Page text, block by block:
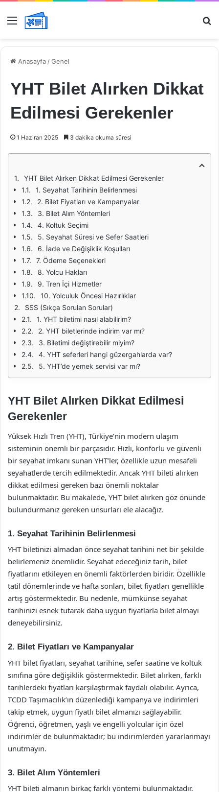
Menü
Anasayfa /Genel
YHT Bilet Alırken Dikkat
Edilmesi Gerekenler
1 Haziran 2025 3 dakika okuma süresi
YHT Bilet Alırken Dikkat Edilmesi Gerekenler
1. Seyahat Tarihinin Belirlenmesi
2. Bilet Fiyatları ve Kampanyalar
3. Bilet Alım Yöntemleri
4. Koltuk Seçimi
5. Seyahat Süresi ve Sefer Saatleri
6. İade ve Değişiklik Koşulları
7. Ödeme Seçenekleri
8. Yolcu Hakları
9. Tren İçi Hizmetler
10. Yolculuk Öncesi Hazırlıklar
SSS (Sıkça Sorulan Sorular)
1. YHT biletimi nasıl alabilirim?
2. YHT biletlerinde indirim var mı?
3. Biletimi değiştirebilir miyim?
4. YHT seferleri hangi güzergahlarda var?
5. YHT’de yemek servisi var mı?
YHT Bilet Alırken Dikkat Edilmesi
Gerekenler
Yüksek Hızlı Tren (YHT), Türkiye’nin modern ulaşım
sisteminin önemli bir parçasıdır. Hızlı, konforlu ve güvenli
bir seyahat imkanı sunan YHT’ler, özellikle uzun mesafeli
seyahatlerde tercih edilmektedir. Ancak YHT bileti alırken
dikkat edilmesi gereken bazı önemli noktalar
bulunmaktadır. Bu makalede, YHT bilet alırken göz önünde
bulundurmanız gereken unsurları ele alacağız.
1. Seyahat Tarihinin Belirlenmesi
YHT biletinizi almadan önce seyahat tarihini net bir şekilde
belirlemeniz önemlidir. Seyahat edeceğiniz tarih, bilet
fiyatlarını etkileyen en önemli faktörlerden biridir. Özellikle
tatil dönemlerinde ve hafta sonları, bilet fiyatları genellikle
artış göstermektedir. Bu nedenle, mümkünse seyahat
tarihinizi esnek tutarak daha uygun fiyatlarla bilet almayı
deneyebilirsiniz.
2. Bilet Fiyatları ve Kampanyalar
YHT bilet fiyatları, seyahat tarihine, sefer saatine ve koltuk
sınıfına göre değişiklik göstermektedir. Bilet alırken, farklı
tarihlerdeki fiyatları karşılaştırmak faydalı olabilir. Ayrıca,
TCDD Taşımacılık’ın düzenlediği kampanya ve indirimleri
takip etmek, uygun fiyatlı bilet almanızı sağlayabilir.
Öğrenci, öğretmen, yaşlı ve engelli yolcular için özel
indirimler de bulunmaktadır; bu indirimlerden yararlanmayı
unutmayın.
3. Bilet Alım Yöntemleri
YHT bileti almanın birkaç farklı yöntemi bulunmaktadır.